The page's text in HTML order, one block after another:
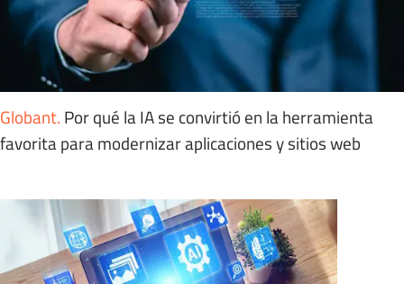
Globant. Por qué la IA se convirtió en la herramienta
favorita para modernizar aplicaciones y sitios web